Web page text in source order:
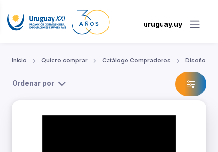
uruguay.uy
Inicio Quiero comprar Catálogo Compradores Diseño
Ordenar por